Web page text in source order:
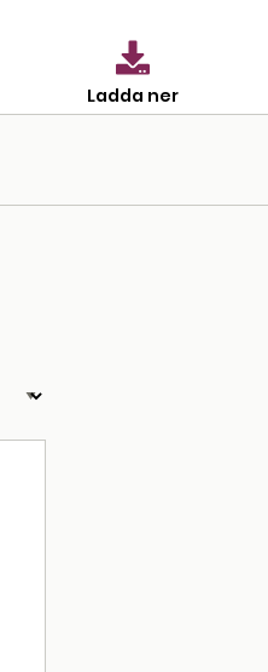
Ladda ner